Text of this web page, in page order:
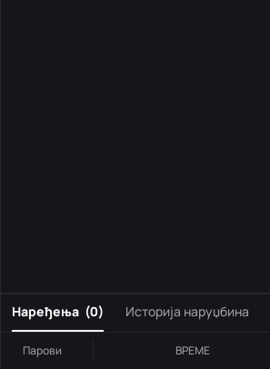
Наређења (0) Историја наруџбина
Парови ВРЕМЕ